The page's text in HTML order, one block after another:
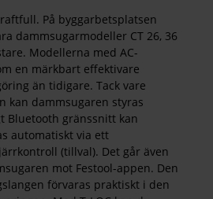
På byggarbetsplatsen
dammsugarmodeller CT 26, 36
Modellerna med AC-
en märkbart effektivare
än tidigare. Tack vare
kan dammsugaren styras
Bluetooth gränssnitt kan
automatiskt via ett
(tillval). Det går även
mot Festool-appen. Den
förvaras praktiskt i den